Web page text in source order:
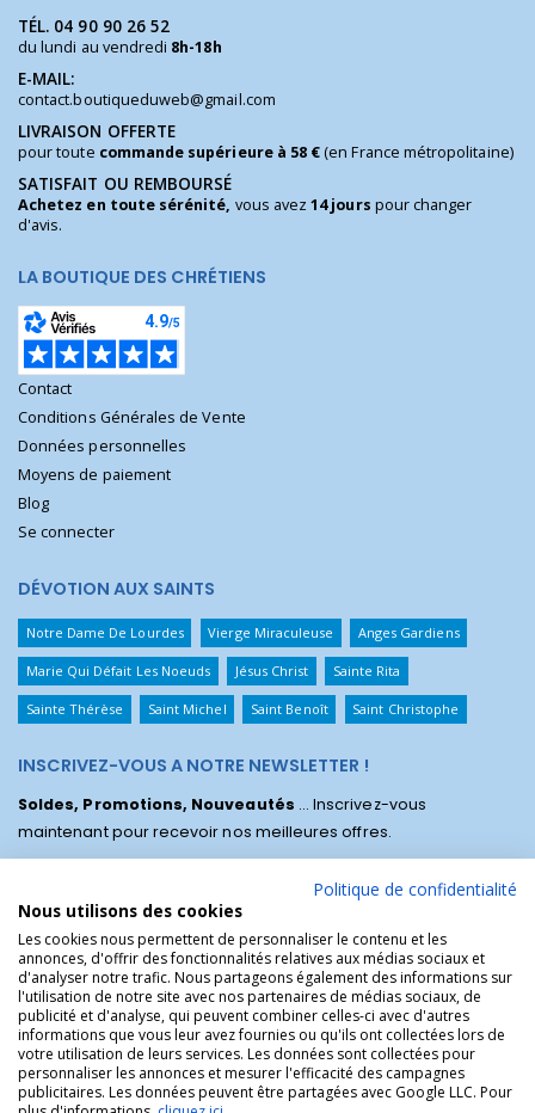
TÉL. 04 90 90 26 52
du lundi au vendredi 8h-18h
E-MAIL:
contact.boutiqueduweb@gmail.com
LIVRAISON OFFERTE
pour toute commande supérieure à 58 €(en France métropolitaine)
SATISFAIT OU REMBOURSÉ
Achetez en toute sérénité, vous avez14 jours pour changer
d'avis.
LA BOUTIQUE DES CHRÉTIENS
Contact
Conditions Générales de Vente
Données personnelles
Moyens de paiement
Blog
Se connecter
DÉVOTION AUX SAINTS
Notre Dame De Lourdes Vierge Miraculeuse Anges Gardiens
Marie Qui Défait Les Noeuds Jésus Christ Sainte Rita
Sainte Thérèse Saint Michel Saint Benoît Saint Christophe
INSCRIVEZ-VOUS A NOTRE NEWSLETTER !
Soldes, Promotions, Nouveautés ... Inscrivez-vous
maintenant pour recevoir nos meilleures offres.
La Boutique des Chrétiens © | La boutique religieuse chrétienne de
référence !.
Politique de confidentialité
Nous utilisons des cookies
Les cookies nous permettent de personnaliser le contenu et les
annonces, d'offrir des fonctionnalités relatives aux médias sociaux et
d'analyser notre trafic. Nous partageons également des informations sur
l'utilisation de notre site avec nos partenaires de médias sociaux, de
publicité et d'analyse, qui peuvent combiner celles-ci avec d'autres
informations que vous leur avez fournies ou qu'ils ont collectées lors de
votre utilisation de leurs services. Les données sont collectées pour
personnaliser les annonces et mesurer l'efficacité des campagnes
publicitaires. Les données peuvent être partagées avec Google LLC. Pour